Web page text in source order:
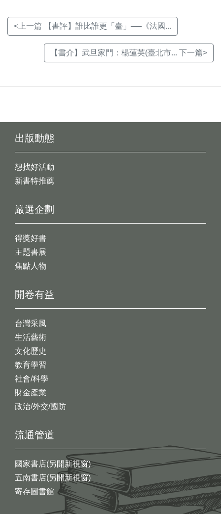
<上一篇 【書評】誰比誰更「臺」──《法國...
【書介】武旦家門：楊蓮英(臺北市... 下一篇>
出版動態
想找好活動
新書特推薦
開卷有益
台灣采風
生活藝術
文化歷史
教育學習
社會/科學
財金產業
政治/外交/國防
嚴選企劃
得獎好書
主題書展
焦點人物
流通管道
國家書店(另開新視窗)
五南書店(另開新視窗)
寄存圖書館